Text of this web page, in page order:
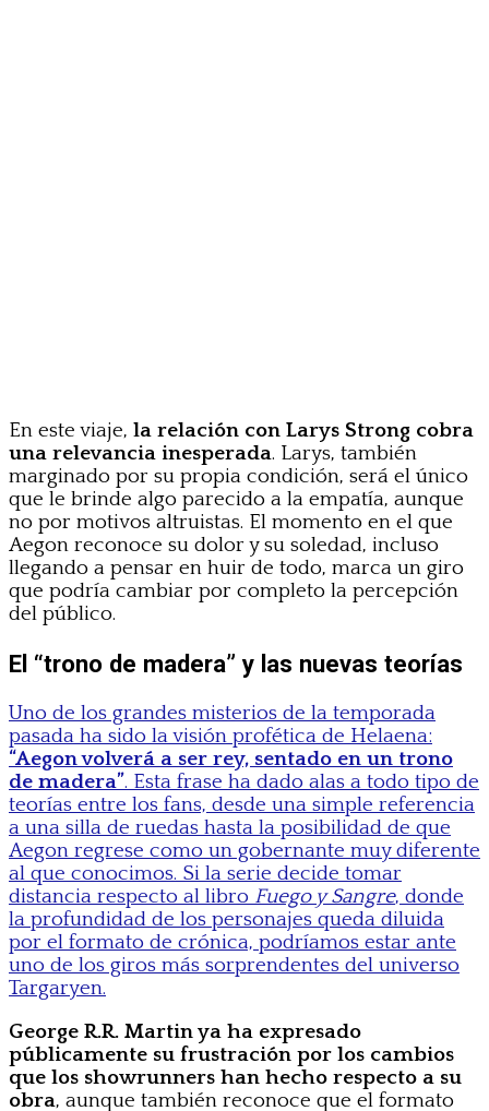
En este viaje, la relación con Larys Strong cobra
una relevancia inesperada. Larys, también
marginado por su propia condición, será el único
que le brinde algo parecido a la empatía, aunque
no por motivos altruistas. El momento en el que
Aegon reconoce su dolor y su soledad, incluso
llegando a pensar en huir de todo, marca un giro
que podría cambiar por completo la percepción
del público.
El “trono de madera” y las nuevas teorías
Uno de los grandes misterios de la temporada
pasada ha sido la visión profética de Helaena:
“Aegon volverá a ser rey, sentado en un trono
de madera”. Esta frase ha dado alas a todo tipo de
teorías entre los fans, desde una simple referencia
a una silla de ruedas hasta la posibilidad de que
Aegon regrese como un gobernante muy diferente
al que conocimos. Si la serie decide tomar
distancia respecto al libro Fuego y Sangre, donde
la profundidad de los personajes queda diluida
por el formato de crónica, podríamos estar ante
uno de los giros más sorprendentes del universo
Targaryen.
George R.R. Martin ya ha expresado
públicamente su frustración por los cambios
que los showrunners han hecho respecto a su
obra, aunque también reconoce que el formato